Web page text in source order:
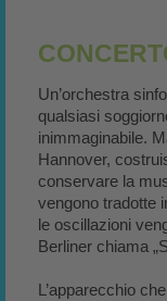
Un’orchestra
qualsiasi
inimmaginabile.
Hannover,
conservare la
vengono tradotte
le oscillazioni
Berliner chiama
L’apparecchio